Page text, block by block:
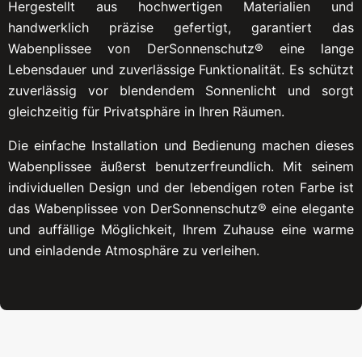
Hergestellt aus hochwertigen Materialien und
handwerklich präzise gefertigt, garantiert das
Wabenplissee von DerSonnenschutz® eine lange
Lebensdauer und zuverlässige Funktionalität. Es schützt
zuverlässig vor blendendem Sonnenlicht und sorgt
gleichzeitig für Privatsphäre in Ihren Räumen.
Die einfache Installation und Bedienung machen dieses
Wabenplissee äußerst benutzerfreundlich. Mit seinem
individuellen Design und der lebendigen roten Farbe ist
das Wabenplissee von DerSonnenschutz® eine elegante
und auffällige Möglichkeit, Ihrem Zuhause eine warme
und einladende Atmosphäre zu verleihen.